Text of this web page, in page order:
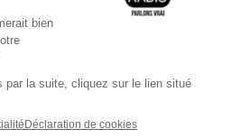
/ Android
l'application